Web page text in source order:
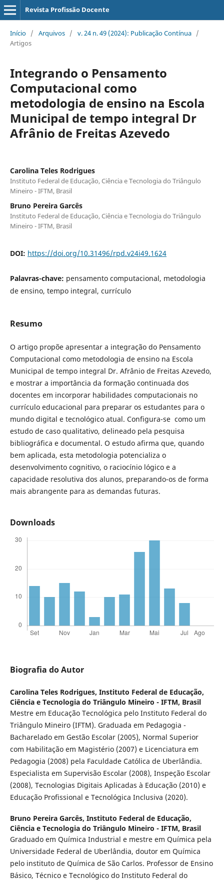
Revista Profissão Docente
Início / Arquivos / v. 24 n. 49 (2024): Publicação Contínua /
Artigos
Integrando o Pensamento
Computacional como
metodologia de ensino na Escola
Municipal de tempo integral Dr
Afrânio de Freitas Azevedo
Carolina Teles Rodrigues
Instituto Federal de Educação, Ciência e Tecnologia do Triângulo
Mineiro - IFTM, Brasil
Bruno Pereira Garcês
Instituto Federal de Educação, Ciência e Tecnologia do Triângulo
Mineiro - IFTM, Brasil
DOI: https://doi.org/10.31496/rpd.v24i49.1624
Palavras-chave: pensamento computacional, metodologia
de ensino, tempo integral, currículo
Resumo
O artigo propõe apresentar a integração do Pensamento
Computacional como metodologia de ensino na Escola
Municipal de tempo integral Dr. Afrânio de Freitas Azevedo,
e mostrar a importância da formação continuada dos
docentes em incorporar habilidades computacionais no
currículo educacional para preparar os estudantes para o
mundo digital e tecnológico atual. Configura-se como um
estudo de caso qualitativo, delineado pela pesquisa
bibliográfica e documental. O estudo afirma que, quando
bem aplicada, esta metodologia potencializa o
desenvolvimento cognitivo, o raciocínio lógico e a
capacidade resolutiva dos alunos, preparando-os de forma
mais abrangente para as demandas futuras.
Downloads
Biografia do Autor
Carolina Teles Rodrigues, Instituto Federal de Educação,
Ciência e Tecnologia do Triângulo Mineiro - IFTM, Brasil
Mestre em Educação Tecnológica pelo Instituto Federal do
Triângulo Mineiro (IFTM). Graduada em Pedagogia -
Bacharelado em Gestão Escolar (2005), Normal Superior
com Habilitação em Magistério (2007) e Licenciatura em
Pedagogia (2008) pela Faculdade Católica de Uberlândia.
Especialista em Supervisão Escolar (2008), Inspeção Escolar
(2008), Tecnologias Digitais Aplicadas à Educação (2010) e
Educação Profissional e Tecnológica Inclusiva (2020).
Bruno Pereira Garcês, Instituto Federal de Educação,
Ciência e Tecnologia do Triângulo Mineiro - IFTM, Brasil
Graduado em Química Industrial e mestre em Química pela
Universidade Federal de Uberlândia, doutor em Química
pelo instituto de Química de São Carlos. Professor de Ensino
Básico, Técnico e Tecnológico do Instituto Federal do